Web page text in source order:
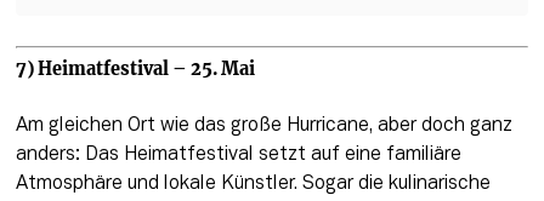
7) Heimatfestival – 25. Mai
Am gleichen Ort wie das große Hurricane, aber doch ganz
anders: Das Heimatfestival setzt auf eine familiäre
Atmosphäre und lokale Künstler. Sogar die kulinarische